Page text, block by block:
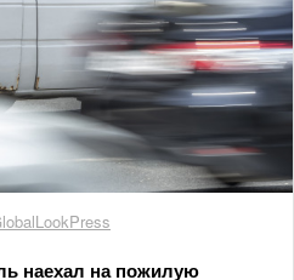
наехал на пожилую